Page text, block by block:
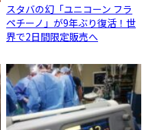
スタバの幻「ユニコーン フラ
ペチーノ」が9年ぶり復活！世
界で2日間限定販売へ